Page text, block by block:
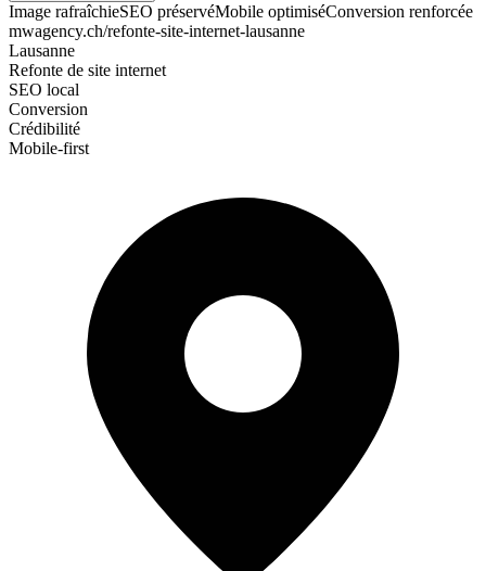
Image rafraîchieSEO préservéMobile optimiséConversion renforcée
mwagency.ch/refonte-site-internet-lausanne
Lausanne
Refonte de site internet
SEO local
Conversion
Crédibilité
Mobile-first